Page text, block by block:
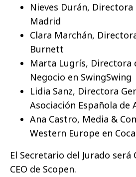
Nieves Durán, Directora
Madrid
Clara Marchán,
Burnett
Marta Lugrís, Directora
Negocio en SwingSwing
Lidia Sanz, Directora
Asociación Española de
Ana Castro, Media &
Western Europe en
El Secretario del Jurado será
CEO de Scopen.